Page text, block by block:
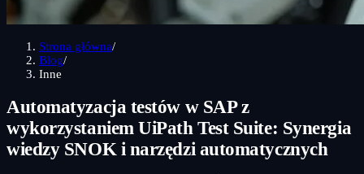
Strona główna/
Blog/
Inne
Automatyzacja testów w SAP z
wykorzystaniem UiPath Test Suite: Synergia
wiedzy SNOK i narzędzi automatycznych